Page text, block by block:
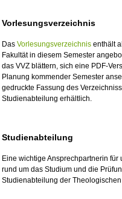
Vorlesungsverzeichnis
Das Vorlesungsverzeichnisenthält
Fakultät in diesem Semester
das VVZ blättern, sich eine PDF-
Planung kommender Semester
gedruckte Fassung des
Studienabteilung erhältlich.
Studienabteilung
Eine wichtige Ansprechpartnerin
rund um das Studium und die
Studienabteilung der